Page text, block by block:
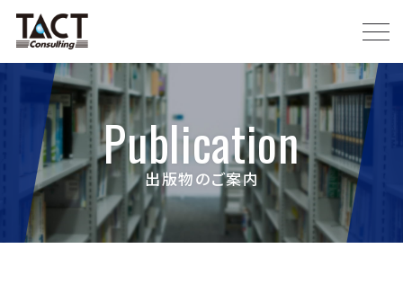
Publication
出版物のご案内